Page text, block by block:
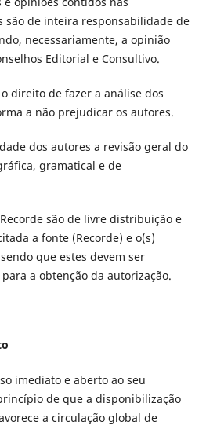
são de inteira responsabilidade de
necessariamente, a opinião
Editorial e Consultivo.
direito de fazer a análise dos
a não prejudicar os autores.
dos autores a revisão geral do
gramatical e de
são de livre distribuição e
a fonte (Recorde) e o(s)
que estes devem ser
a obtenção da autorização.
imediato e aberto ao seu
de que a disponibilização
a circulação global de